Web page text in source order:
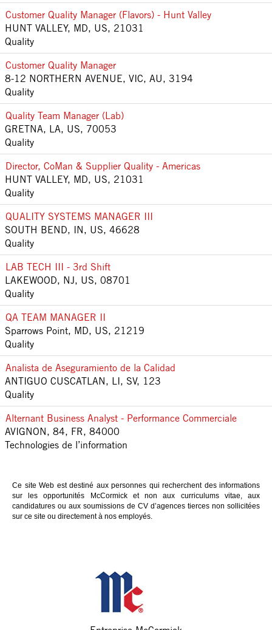
Customer Quality Manager (Flavors) - Hunt Valley
HUNT VALLEY, MD, US, 21031
Quality
Customer Quality Manager
8-12 NORTHERN AVENUE, VIC, AU, 3194
Quality
Quality Team Manager (Lab)
GRETNA, LA, US, 70053
Quality
Director, CoMan & Supplier Quality - Americas
HUNT VALLEY, MD, US, 21031
Quality
QUALITY SYSTEMS MANAGER III
SOUTH BEND, IN, US, 46628
Quality
LAB TECH III - 3rd Shift
LAKEWOOD, NJ, US, 08701
Quality
QA TEAM MANAGER II
Sparrows Point, MD, US, 21219
Quality
Analista de Aseguramiento de la Calidad
ANTIGUO CUSCATLAN, LI, SV, 123
Quality
Alternant Business Analyst - Performance Commerciale
AVIGNON, 84, FR, 84000
Technologies de l’information
Ce site Web est destiné aux personnes qui recherchent des informations
sur les opportunités McCormick et non aux curriculums vitae, aux
candidatures ou aux soumissions de CV d’agences tierces non sollicitées
sur ce site ou directement à nos employés.